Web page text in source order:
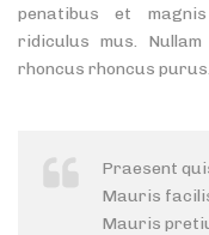
penatibus et
ridiculus mus.
rhoncus rhoncus purus.
Praesent
Mauris
Mauris